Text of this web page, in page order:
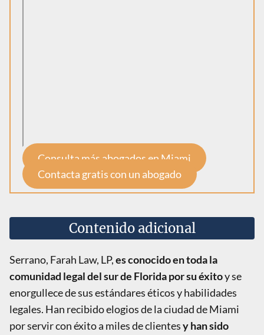
Consulta más abogados en Miami
Contacta gratis con un abogado
Contenido adicional
Serrano, Farah Law, LP,es conocido en toda la
comunidad legal del sur de Florida por su éxitoy se
enorgullece de sus estándares éticos y habilidades
legales. Han recibido elogios de la ciudad de Miami
por servir con éxito a miles de clientesy han sido